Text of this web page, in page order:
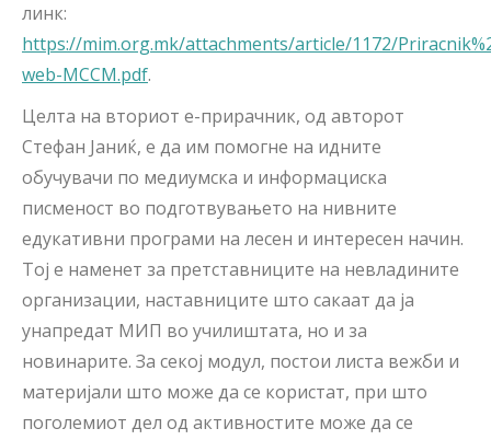
линк:
https://mim.org.mk/attachments/article/1172/
web-MCCM.pdf.
Целта на вториот е-прирачник, од авторот
Стефан Јаниќ, е да им помогне на идните
обучувачи по медиумска и информациска
писменост во подготвувањето на нивните
едукативни програми на лесен и интересен начин.
Тој е наменет за претставниците на невладините
организации, наставниците што сакаат да ја
унапредат МИП во училиштата, но и за
новинарите. За секој модул, постои листа вежби и
материјали што може да се користат, при што
поголемиот дел од активностите може да се